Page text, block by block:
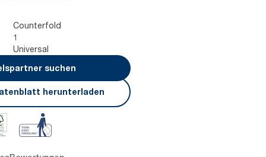
Counterfold
1
Universal
suchen
herunterladen